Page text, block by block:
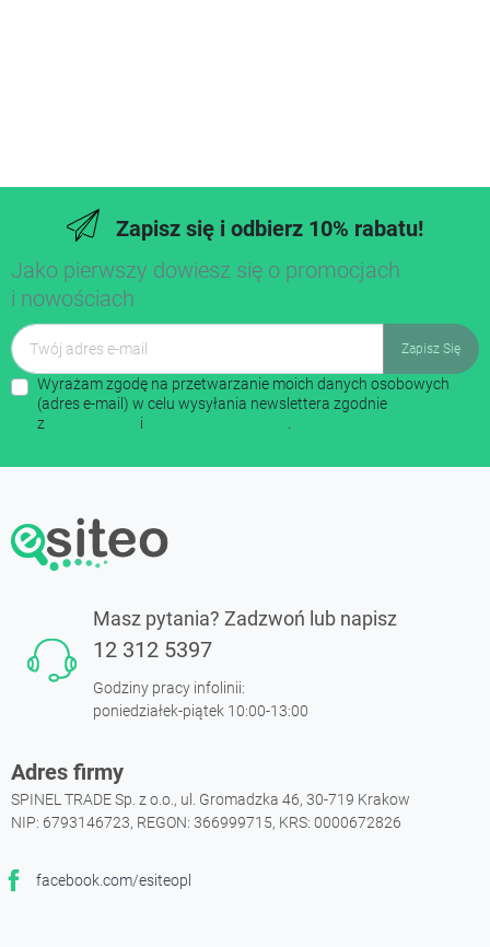
Zapisz się i odbierz 10% rabatu!
Jako pierwszy dowiesz się o promocjach
i nowościach
Wyrażam zgodę na przetwarzanie moich danych osobowych
(adres e-mail) w celu wysyłania newslettera zgodnie
z
i
Masz pytania? Zadzwoń lub napisz
12 312 5397
Godziny pracy infolinii:
poniedziałek-piątek 10:00-13:00
Adres firmy
SPINEL TRADE Sp. z o.o., ul. Gromadzka 46, 30-719 Krakow
NIP: 6793146723, REGON: 366999715, KRS: 0000672826
facebook.com/esiteopl
Facebook